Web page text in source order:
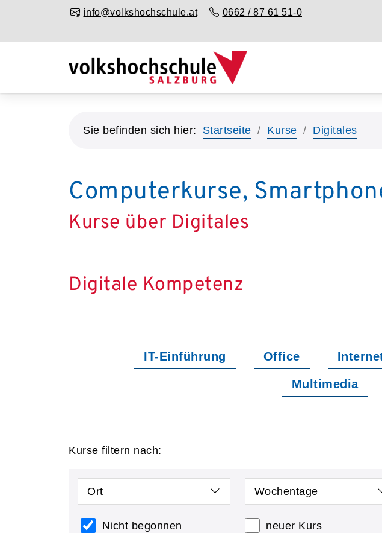
info@volkshochschule.at 0662 / 87 61 51-0
Sie befinden sich hier: Startseite Kurse Digitales
Computerkurse,
Kurse über Digitales
Digitale Kompetenz
IT-Einführung Office
Multimedia
Kurse filtern nach:
Ort Wochentage
Nicht begonnen neuer Kurs